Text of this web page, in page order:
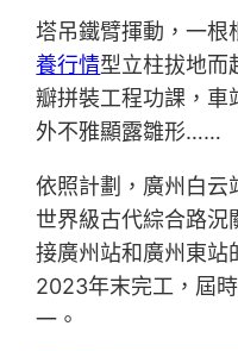
塔吊鐵臂揮動，一
養行情型立柱拔地
瓣拼裝工程功課，車
外不雅顯露雛形……
依照計劃，廣州白云
世界級古代綜合路況
接廣州站和廣州東站
2023年末完工，屆
一。